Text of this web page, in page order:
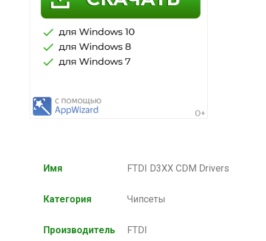
Имя FTDI D3XX CDM Drivers
Категория Чипсеты
Производитель FTDI